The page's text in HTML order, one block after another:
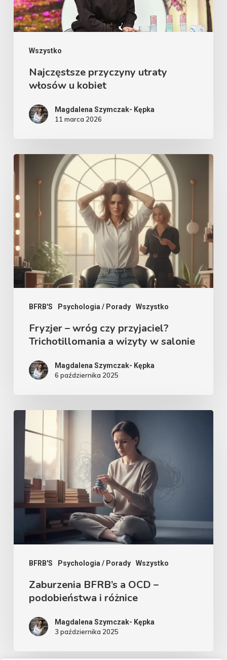
Wszystko
Najczęstsze przyczyny utraty
włosów u kobiet
Magdalena Szymczak- Kępka
11 marca 2026
BFRB'S Psychologia / Porady Wszystko
wróg
czy
Trichotillomania
a
wizyty
w
salonie
Fryzjer – wróg czy przyjaciel?
Trichotillomania a wizyty w salonie
Magdalena Szymczak- Kępka
6 października 2025
BFRB'S Psychologia / Porady Wszystko
Zaburzenia
BFRB’s
podobieństwa
Zaburzenia BFRB’s a OCD –
podobieństwa i różnice
Magdalena Szymczak- Kępka
3 października 2025